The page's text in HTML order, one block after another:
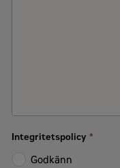
Integritetspolicy*
Godkänn